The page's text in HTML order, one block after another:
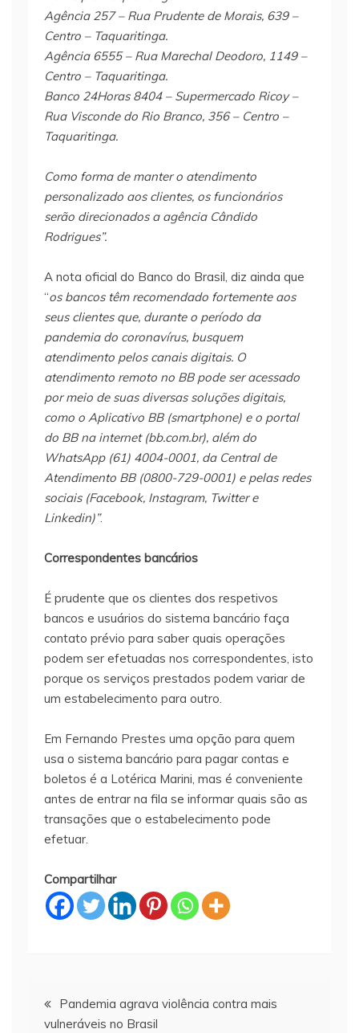
Agência 257 – Rua Prudente de Morais, 639 –
Centro – Taquaritinga.
Agência 6555 – Rua Marechal Deodoro, 1149 –
Centro – Taquaritinga.
Banco 24Horas 8404 – Supermercado Ricoy –
Rua Visconde do Rio Branco, 356 – Centro –
Taquaritinga.
Como forma de manter o atendimento
personalizado aos clientes, os funcionários
serão direcionados a agência Cândido
Rodrigues”.
A nota oficial do Banco do Brasil, diz ainda que
“os bancos têm recomendado fortemente aos
seus clientes que, durante o período da
pandemia do coronavírus, busquem
atendimento pelos canais digitais. O
atendimento remoto no BB pode ser acessado
por meio de suas diversas soluções digitais,
como o Aplicativo BB (smartphone) e o portal
do BB na internet (bb.com.br), além do
WhatsApp (61) 4004-0001, da Central de
Atendimento BB (0800-729-0001) e pelas redes
sociais (Facebook, Instagram, Twitter e
Linkedin)”.
Correspondentes bancários
É prudente que os clientes dos respetivos
bancos e usuários do sistema bancário faça
contato prévio para saber quais operações
podem ser efetuadas nos correspondentes, isto
porque os serviços prestados podem variar de
um estabelecimento para outro.
Em Fernando Prestes uma opção para quem
usa o sistema bancário para pagar contas e
boletos é a Lotérica Marini, mas é conveniente
antes de entrar na fila se informar quais são as
transações que o estabelecimento pode
efetuar.
Compartilhar
Navegação
Pandemia agrava violência contra mais
vulneráveis no Brasil